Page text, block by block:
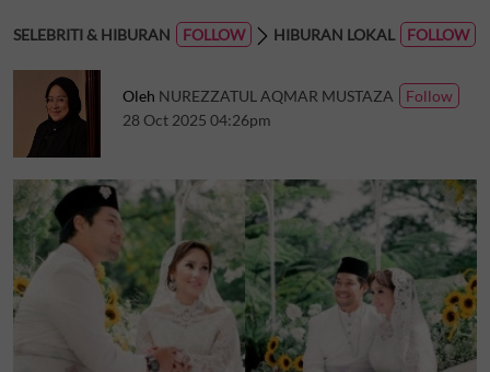
SELEBRITI & HIBURAN HIBURAN LOKAL
Oleh NUREZZATUL AQMAR MUSTAZA
28 Oct 2025 04:26pm